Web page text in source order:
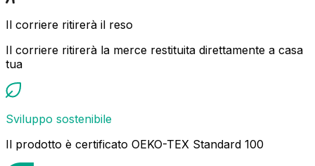
Il corriere ritirerà il reso
Il corriere ritirerà la merce restituita direttamente a casa
tua
Sviluppo sostenibile
Il prodotto è certificato OEKO-TEX Standard 100